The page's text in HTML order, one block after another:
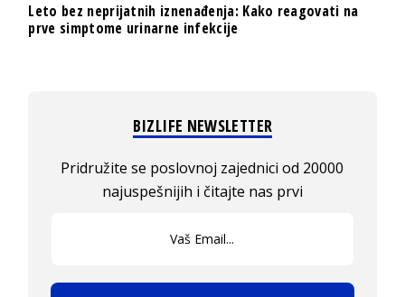
Leto bez neprijatnih iznenađenja: Kako reagovati na
prve simptome urinarne infekcije
BIZLIFE NEWSLETTER
Pridružite se poslovnoj zajednici od 20000
najuspešnijih i čitajte nas prvi